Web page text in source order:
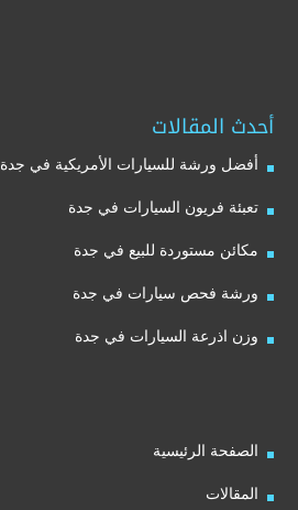
أحدث المقالات
أفضل ورشة للسيارات الأمريكية في جدة
تعبئة فريون السيارات في جدة
مكائن مستوردة للبيع في جدة
ورشة فحص سيارات في جدة
وزن اذرعة السيارات في جدة
الصفحة الرئيسية
المقالات